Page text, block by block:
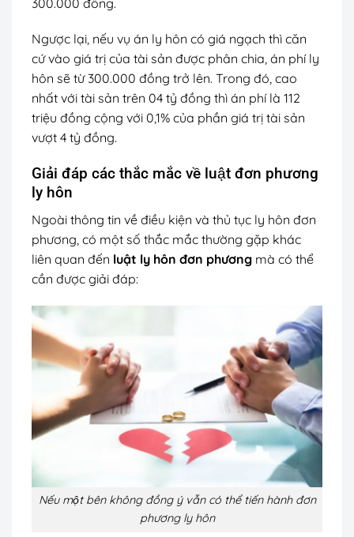
Ngược lại, nếu vụ án ly hôn có giá ngạch thì căn
cứ vào giá trị của tài sản được phân chia, án phí ly
hôn sẽ từ 300.000 đồng trở lên. Trong đó, cao
nhất với tài sản trên 04 tỷ đồng thì án phí là 112
triệu đồng cộng với 0,1% của phần giá trị tài sản
vượt 4 tỷ đồng.
Giải đáp các thắc mắc về luật đơn phương
ly hôn
Ngoài thông tin về điều kiện và thủ tục ly hôn đơn
phương, có một số thắc mắc thường gặp khác
liên quan đến luật ly hôn đơn phương mà có thể
cần được giải đáp:
Nếu một bên không đồng ý vẫn có thể tiến hành đơn
phương ly hôn